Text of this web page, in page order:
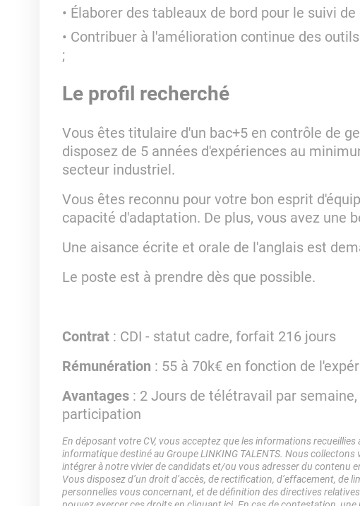
Élaborer des tableaux de bord pour le suivi
Contribuer à l'amélioration continue des
;
Le profil recherché
Vous êtes titulaire d'un bac+5 en contrôle de
disposez de 5 années d'expériences au
secteur industriel.
Vous êtes reconnu pour votre bon esprit
capacité d'adaptation. De plus, vous avez une
Une aisance écrite et orale de l'anglais est
Le poste est à prendre dès que possible.
Contrat : CDI - statut cadre, forfait 216 jours
Rémunération : 55 à 70k€ en fonction de
Avantages: 2 Jours de télétravail par
participation
En déposant votre CV, vous acceptez que les informations
informatique destiné au Groupe LINKING TALENTS. Nous
intégrer à notre vivier de candidats et/ou vous adresser du contenu
Vous disposez d’un droit d’accès, de rectification, d’effacement, de
personnelles vous concernant, et de définition des directives